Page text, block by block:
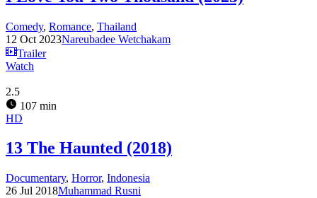
Comedy, Romance, Thailand
12 Oct 2023Nareubadee Wetchakam
Trailer
Watch
2.5
107 min
HD
13 The Haunted (2018)
Documentary, Horror, Indonesia
26 Jul 2018Muhammad Rusni